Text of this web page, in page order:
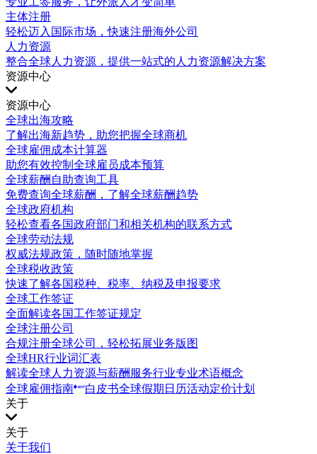
主体注册
轻松迈入国际市场，快速注册海外公司
人力资源
整合全球人力资源，提供一站式的人力资源解决方案
资源中心
资源中心
全球出海攻略
了解出海新趋势，助您把握全球商机
全球雇佣成本计算器
助您有效控制全球雇员成本预算
全球薪酬自助查询工具
免费查询全球薪酬，了解全球薪酬趋势
全球政府机构
轻松查看各国政府部门和相关机构的联系方式
全球劳动法规
权威法规政策，随时随地掌握
全球税收政策
快速了解各国税种、税率、纳税及申报要求
全球工作签证
全面解读各国工作签证规定
全球注册公司
合规注册全球公司，轻松拓展业务版图
全球HR行业词汇表
解读全球人力资源与薪酬服务行业专业术语概念
全球雇佣指南
白皮书全球假期日历活动定价计划
关于
关于
关于我们